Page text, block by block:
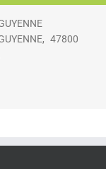
, 47800